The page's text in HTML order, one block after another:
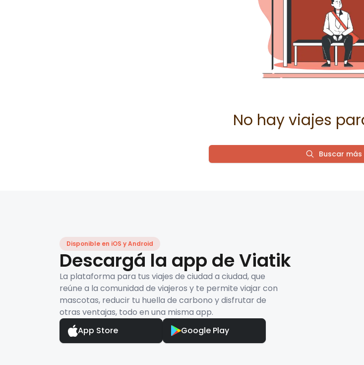
No hay viajes
Buscar más
Disponible en iOS y Android
Descargá la app de Viatik
La plataforma para tus viajes de ciudad a ciudad, que
reúne a la comunidad de viajeros y te permite viajar con
mascotas, reducir tu huella de carbono y disfrutar de
otras ventajas, todo en una misma app.
App Store
Google Play